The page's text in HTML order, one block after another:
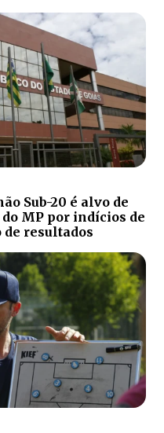
Sub-20 é alvo de
MP por indícios de
resultados